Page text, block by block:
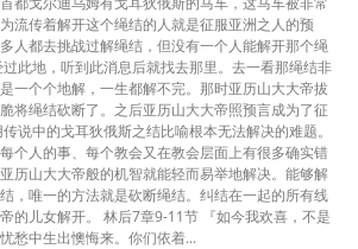
流传着解开这个绳结的人就是征服亚洲之人的预
人都去挑战过解绳结，但没有一个人能解开那个绳
此地，听到此消息后就找去那里。去一看那绳结非
一个个地解，一生都解不完。那时亚历山大大帝拔
将绳结砍断了。之后亚历山大大帝照预言成为了征
说中的戈耳狄俄斯之结比喻根本无法解决的难题。
个人的事、每个教会又在教会层面上有很多确实错
历山大大帝般的机智就能轻而易举地解决。能够解
，唯一的方法就是砍断绳结。纠结在一起的所有线
的儿女解开。 林后7章9-11节 『如今我欢喜，不是
愁中生出懊悔来。你们依着...